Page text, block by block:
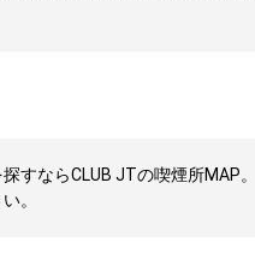
すならCLUB JTの喫煙所MAP。
。